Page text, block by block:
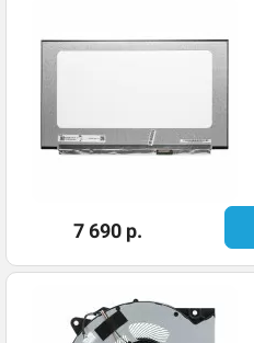
7 690 р.